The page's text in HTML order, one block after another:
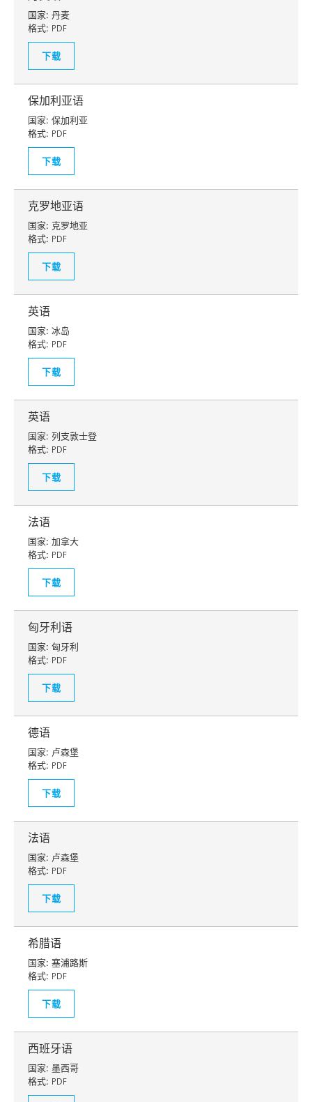
国家: 丹麦
格式: PDF
下载
保加利亚语
国家: 保加利亚
格式: PDF
下载
克罗地亚语
国家: 克罗地亚
格式: PDF
下载
英语
国家: 冰岛
格式: PDF
下载
英语
国家: 列支敦士登
格式: PDF
下载
法语
国家: 加拿大
格式: PDF
下载
匈牙利语
国家: 匈牙利
格式: PDF
下载
德语
国家: 卢森堡
格式: PDF
下载
法语
国家: 卢森堡
格式: PDF
下载
希腊语
国家: 塞浦路斯
格式: PDF
下载
西班牙语
国家: 墨西哥
格式: PDF